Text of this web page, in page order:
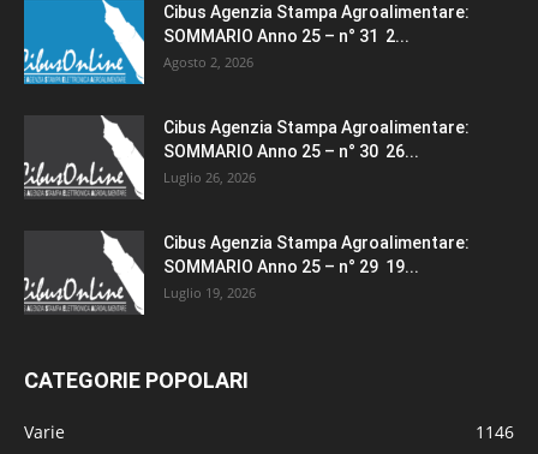
Cibus Agenzia Stampa Agroalimentare:
SOMMARIO Anno 25 – n° 31 2...
Agosto 2, 2026
Cibus Agenzia Stampa Agroalimentare:
SOMMARIO Anno 25 – n° 30 26...
Luglio 26, 2026
Cibus Agenzia Stampa Agroalimentare:
SOMMARIO Anno 25 – n° 29 19...
Luglio 19, 2026
CATEGORIE POPOLARI
Varie
1146